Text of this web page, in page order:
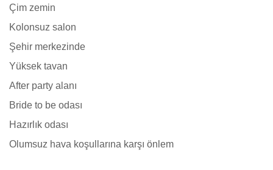
Çim zemin
Kolonsuz salon
Şehir merkezinde
Yüksek tavan
After party alanı
Bride to be odası
Hazırlık odası
Olumsuz hava koşullarına karşı önlem